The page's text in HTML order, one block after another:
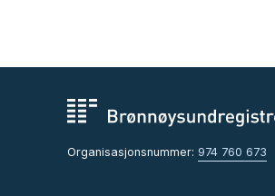
Organisasjonsnummer: 974 760 673